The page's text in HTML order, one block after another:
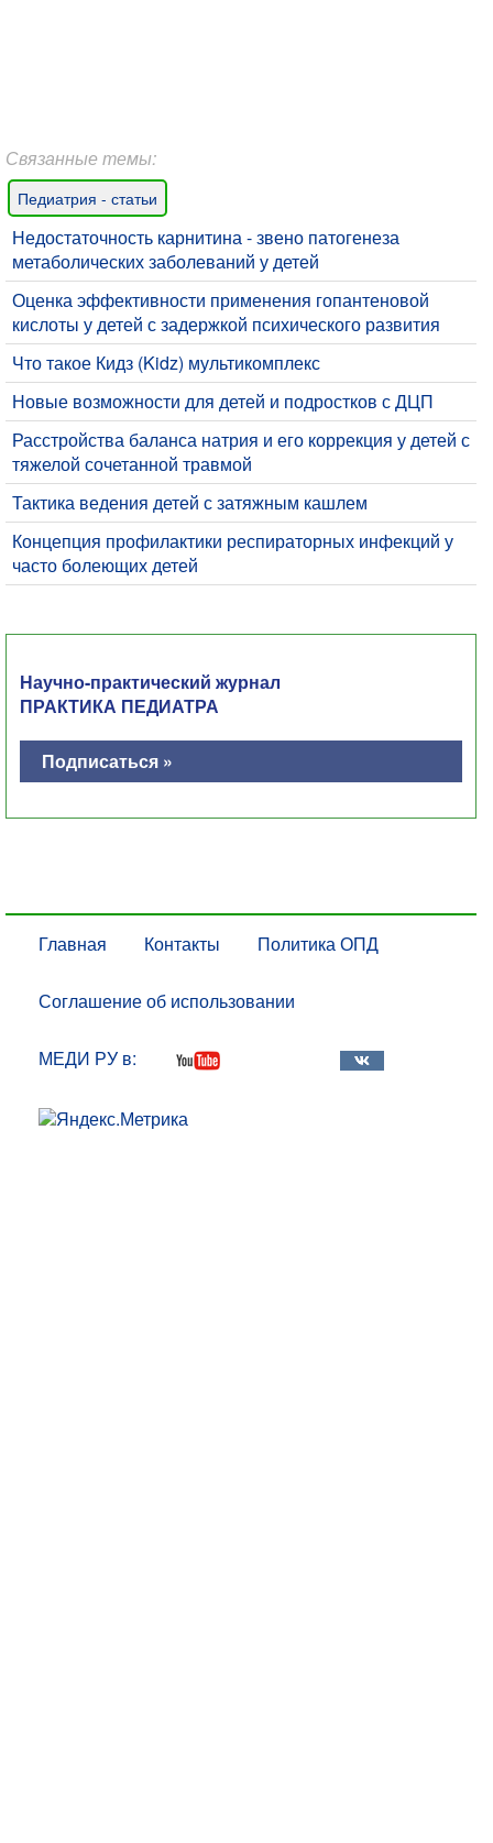
Связанные темы:
Педиатрия - статьи
Недостаточность карнитина - звено патогенеза
метаболических заболеваний у детей
Оценка эффективности применения гопантеновой
кислоты у детей с задержкой психического развития
Что такое Кидз (Kidz) мультикомплекс
​Новые возможности для детей и подростков с ДЦП
Расстройства баланса натрия и его коррекция у детей с
тяжелой сочетанной травмой
Тактика ведения детей с затяжным кашлем
Концепция профилактики респираторных инфекций у
часто болеющих детей
Научно-практический журнал
ПРАКТИКА ПЕДИАТРА
Подписаться »
Главная Контакты Политика ОПД
Соглашение об использовании
МЕДИ РУ в: